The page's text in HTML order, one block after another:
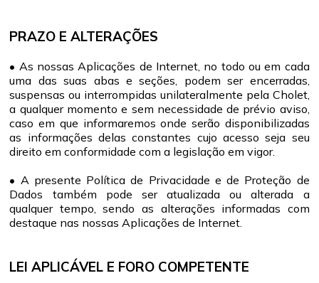
PRAZO E ALTERAÇÕES
• As nossas Aplicações de Internet, no todo ou em cada
uma das suas abas e seções, podem ser encerradas,
suspensas ou interrompidas unilateralmente pela Cholet,
a qualquer momento e sem necessidade de prévio aviso,
caso em que informaremos onde serão disponibilizadas
as informações delas constantes cujo acesso seja seu
direito em conformidade com a legislação em vigor.
• A presente Política de Privacidade e de Proteção de
Dados também pode ser atualizada ou alterada a
qualquer tempo, sendo as alterações informadas com
destaque nas nossas Aplicações de Internet.
LEI APLICÁVEL E FORO COMPETENTE